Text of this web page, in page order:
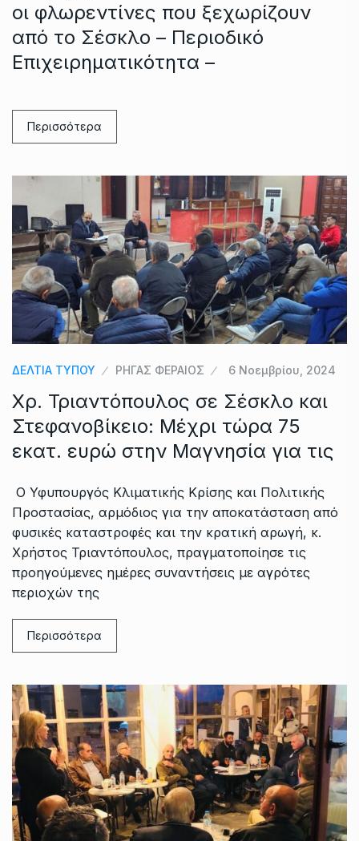
οι φλωρεντίνες που ξεχωρίζουν
από το Σέσκλο – Περιοδικό
Επιχειρηματικότητα –
Περισσότερα
ΔΕΛΤΙΑ ΤΥΠΟΥ ΡΗΓΑΣ ΦΕΡΑΙΟΣ 6 Νοεμβρίου, 2024
Χρ. Τριαντόπουλος σε Σέσκλο και
Στεφανοβίκειο: Μέχρι τώρα 75
εκατ. ευρώ στην Μαγνησία για τις
Ο Υφυπουργός Κλιματικής Κρίσης και Πολιτικής
Προστασίας, αρμόδιος για την αποκατάσταση από
φυσικές καταστροφές και την κρατική αρωγή, κ.
Χρήστος Τριαντόπουλος, πραγματοποίησε τις
προηγούμενες ημέρες συναντήσεις με αγρότες
περιοχών της
Περισσότερα